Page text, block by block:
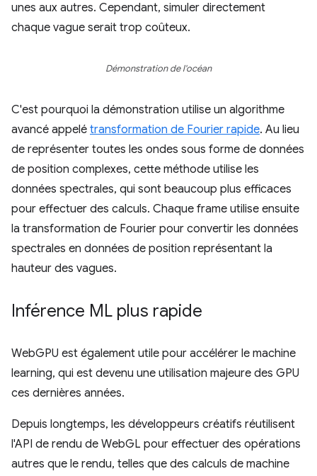
unes aux autres. Cependant, simuler directement
chaque vague serait trop coûteux.
Démonstration de l'océan
C'est pourquoi la démonstration utilise un algorithme
avancé appelé transformation de Fourier rapide. Au lieu
de représenter toutes les ondes sous forme de données
de position complexes, cette méthode utilise les
données spectrales, qui sont beaucoup plus efficaces
pour effectuer des calculs. Chaque frame utilise ensuite
la transformation de Fourier pour convertir les données
spectrales en données de position représentant la
hauteur des vagues.
Inférence ML plus rapide
WebGPU est également utile pour accélérer le machine
learning, qui est devenu une utilisation majeure des GPU
ces dernières années.
Depuis longtemps, les développeurs créatifs réutilisent
l'API de rendu de WebGL pour effectuer des opérations
autres que le rendu, telles que des calculs de machine